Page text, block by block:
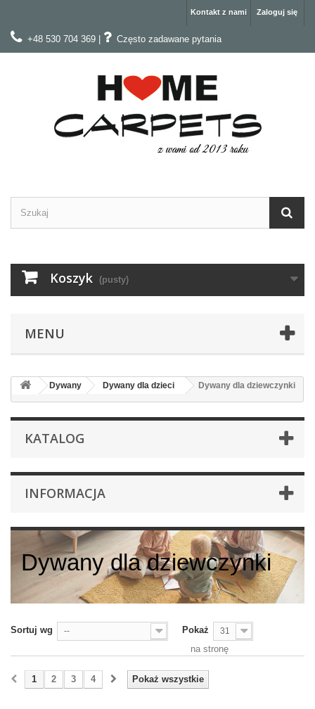
Zaloguj się
Kontakt z nami
+48 530 704 369 Często zadawane pytania
Koszyk (pusty)
MENU
Dywany Dywany dla dzieci Dywany dla dziewczynki
KATALOG
INFORMACJA
Dywany dla dziewczynki
Sortuj wg -- Pokaż 31
na stronę
Pokaż wszystkie
1 2 3 4